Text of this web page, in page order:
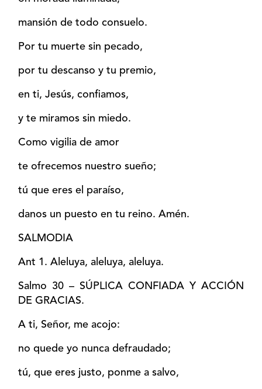
mansión de todo consuelo.
Por tu muerte sin pecado,
por tu descanso y tu premio,
en ti, Jesús, confiamos,
y te miramos sin miedo.
Como vigilia de amor
te ofrecemos nuestro sueño;
tú que eres el paraíso,
danos un puesto en tu reino. Amén.
SALMODIA
Ant 1. Aleluya, aleluya, aleluya.
Salmo 30 – SÚPLICA CONFIADA Y ACCIÓN
DE GRACIAS.
A ti, Señor, me acojo:
no quede yo nunca defraudado;
tú, que eres justo, ponme a salvo,